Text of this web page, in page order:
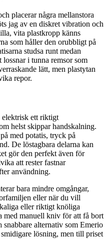
placerar några mellanstora
jag av en diskret vibration och
vita plastkropp känns
som håller den orubbligt på
studsa runt medan
i tunna remsor som
lätt, men plastytan
repor.
elektrisk ett riktigt
helst skippar handskalning.
med potatis, tryck på
De löstagbara delarna kan
gör den perfekt även för
att rester fastnar
användning.
bara mindre omgångar,
eller när du vill
eller riktigt knöliga
med manuell kniv för att få bort
snabbare alternativ som Emerio
lösning, men till priset